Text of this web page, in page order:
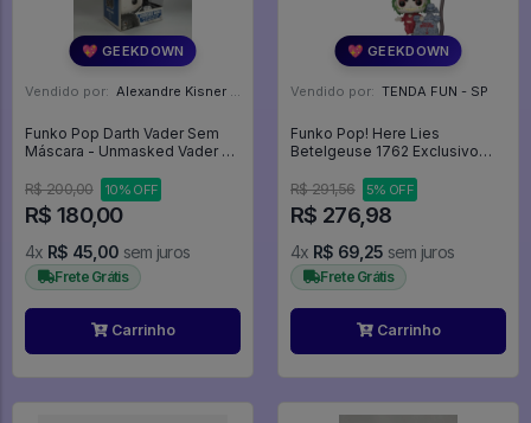
💖 GEEKDOWN
Vendido por: Alexandre Kisner - PR
Funko Pop Darth Vader Sem
Máscara - Unmasked Vader -
R$ 200,00
10% OFF
R$ 180,00
4x R$ 45,00 sem juros
Frete Grátis
Carrinho
💖 GEEKDOWN
Vendido por: TENDA FUN - SP
Funko Pop! Here Lies
Betelgeuse 1762 Exclusivo
R$ 291,56
5% OFF
R$ 276,98
4x R$ 69,25 sem juros
Frete Grátis
Carrinho